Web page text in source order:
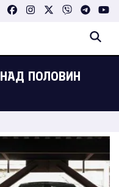
НАД ПОЛОВИН